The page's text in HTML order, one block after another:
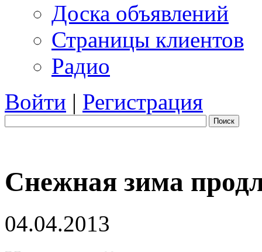
Доска объявлений
Страницы клиентов
Радио
Войти | Регистрация
Поиск
Снежная зима
04.04.2013